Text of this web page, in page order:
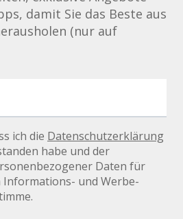
damit Sie das Beste aus
(nur auf
ich die Datenschutzerklärung
habe und der
Daten für
Informations- und Werbe-